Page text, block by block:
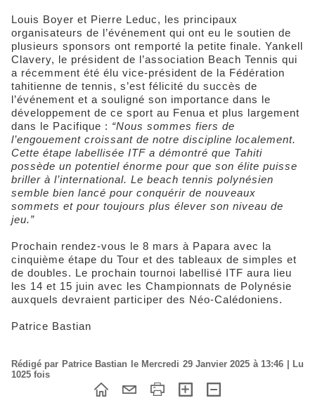
Louis Boyer et Pierre Leduc, les principaux
organisateurs de l’événement qui ont eu le soutien de
plusieurs sponsors ont remporté la petite finale. Yankell
Clavery, le président de l’association Beach Tennis qui
a récemment été élu vice-président de la Fédération
tahitienne de tennis, s’est félicité du succès de
l’événement et a souligné son importance dans le
développement de ce sport au Fenua et plus largement
dans le Pacifique : “Nous sommes fiers de
l’engouement croissant de notre discipline localement.
Cette étape labellisée ITF a démontré que Tahiti
possède un potentiel énorme pour que son élite puisse
briller à l’international. Le beach tennis polynésien
semble bien lancé pour conquérir de nouveaux
sommets et pour toujours plus élever son niveau de
jeu.”
Prochain rendez-vous le 8 mars à Papara avec la
cinquième étape du Tour et des tableaux de simples et
de doubles. Le prochain tournoi labellisé ITF aura lieu
les 14 et 15 juin avec les Championnats de Polynésie
auxquels devraient participer des Néo-Calédoniens.
Patrice Bastian
Rédigé par Patrice Bastian le Mercredi 29 Janvier 2025 à 13:46 | Lu
1025 fois